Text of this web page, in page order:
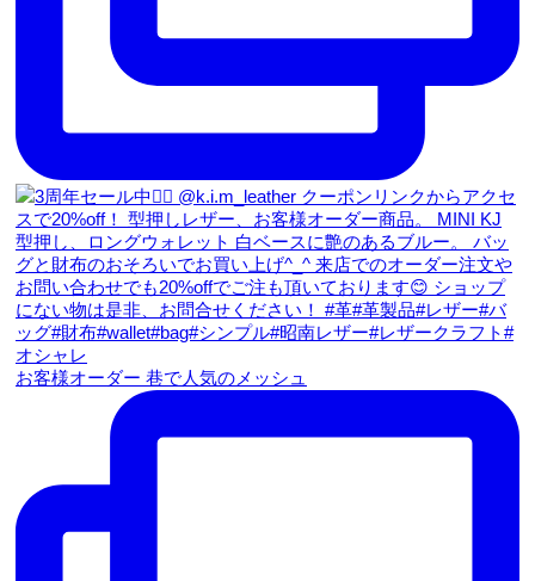
お客様オーダー 巷で人気のメッシュ